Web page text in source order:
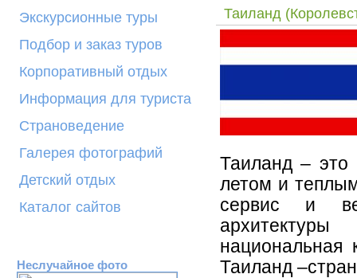
Экскурсионные туры
Подбор и заказ туров
Корпоративный отдых
Информация для туриста
Страноведение
Галерея фотографий
Детский отдых
Каталог сайтов
Неслучайное фото
Таиланд
Таиланд – это
летом и
сервис и
национальная
Таиланд